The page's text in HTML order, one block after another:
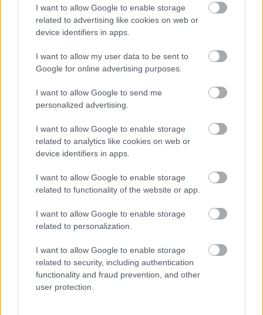
I want to allow Google to enable storage
related to advertising like cookies on web or
device identifiers in apps.
I want to allow my user data to be sent to
Google for online advertising purposes.
I want to allow Google to send me
personalized advertising.
I want to allow Google to enable storage
related to analytics like cookies on web or
device identifiers in apps.
I want to allow Google to enable storage
related to functionality of the website or app.
I want to allow Google to enable storage
related to personalization.
I want to allow Google to enable storage
related to security, including authentication
functionality and fraud prevention, and other
user protection.
Bekanta dig
Vi har redan en programvara för
faktureringen
Kontakta oss så tar vi fram en lösning som
passar just ditt företag.
Kontakta oss